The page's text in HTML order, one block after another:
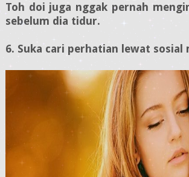
Toh doi juga nggak pernah
sebelum dia tidur.
6. Suka cari perhatian lewat sosial